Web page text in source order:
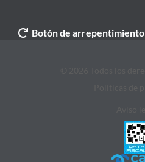
Botón de arrepentimiento